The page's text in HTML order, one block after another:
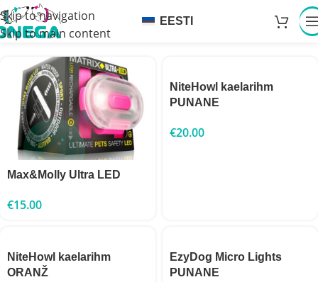
Skip to navigation
Skip to main content
EESTI
Max&Molly Ultra LED
€15.00
NiteHowl kaelarihm
PUNANE
€20.00
NiteHowl kaelarihm
ORANŽ
EzyDog Micro Lights
PUNANE